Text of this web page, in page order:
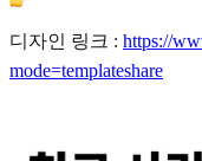
디자인 링크 : https://
mode=templateshare